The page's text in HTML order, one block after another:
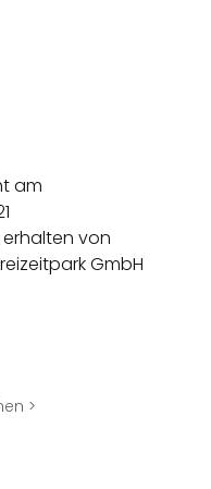
am
von
GmbH
>